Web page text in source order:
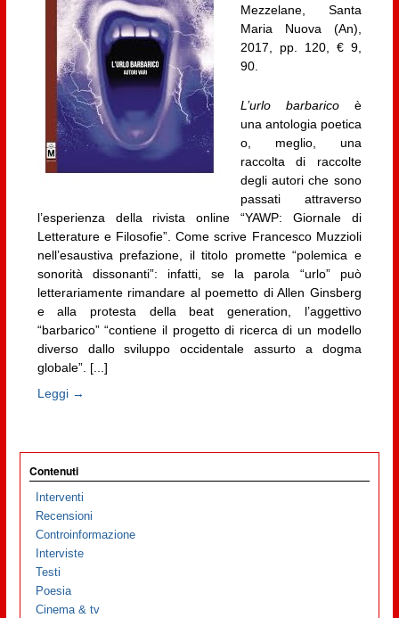
Mezzelane, Santa
Maria Nuova (An),
2017, pp. 120, € 9,
90.
L’urlo barbaricoè
una antologia poetica
o, meglio, una
raccolta di raccolte
degli autori che sono
passati attraverso
l’esperienza della rivista online “YAWP: Giornale di
Letterature e Filosofie”. Come scrive Francesco Muzzioli
nell’esaustiva prefazione, il titolo promette “polemica e
sonorità dissonanti”: infatti, se la parola “urlo” può
letterariamente rimandare al poemetto di Allen Ginsberg
e alla protesta della beat generation, l’aggettivo
“barbarico” “contiene il progetto di ricerca di un modello
diverso dallo sviluppo occidentale assurto a dogma
globale”. [...]
Leggi →
Contenuti
Interventi
Recensioni
Controinformazione
Interviste
Testi
Poesia
Cinema & tv